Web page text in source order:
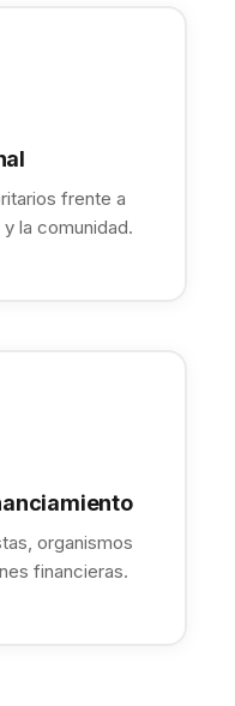
frente a
la comunidad.
organismos
financieras.